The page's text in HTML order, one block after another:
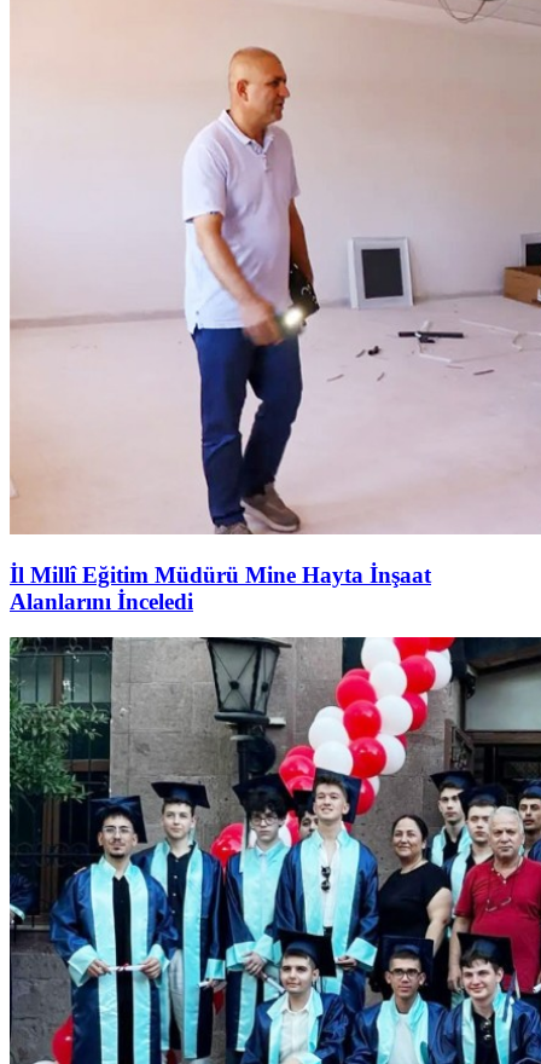
İl Millî Eğitim Müdürü Mine Hayta İnşaat
Alanlarını İnceledi